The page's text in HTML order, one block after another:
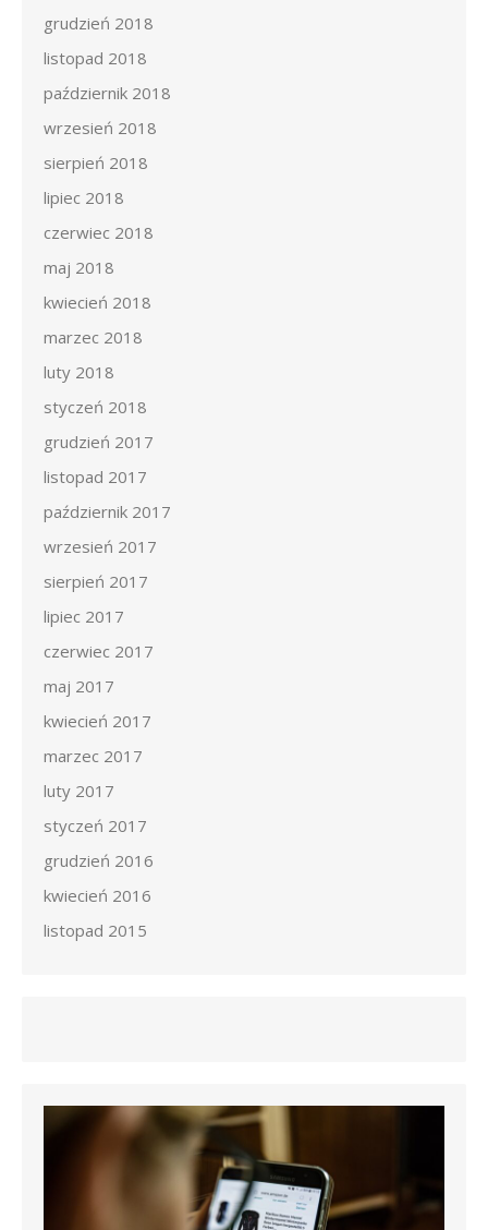
grudzień 2018
listopad 2018
październik 2018
wrzesień 2018
sierpień 2018
lipiec 2018
czerwiec 2018
maj 2018
kwiecień 2018
marzec 2018
luty 2018
styczeń 2018
grudzień 2017
listopad 2017
październik 2017
wrzesień 2017
sierpień 2017
lipiec 2017
czerwiec 2017
maj 2017
kwiecień 2017
marzec 2017
luty 2017
styczeń 2017
grudzień 2016
kwiecień 2016
listopad 2015